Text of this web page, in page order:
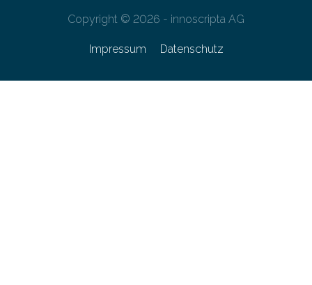
Copyright © 2026 - innoscripta AG
Impressum Datenschutz